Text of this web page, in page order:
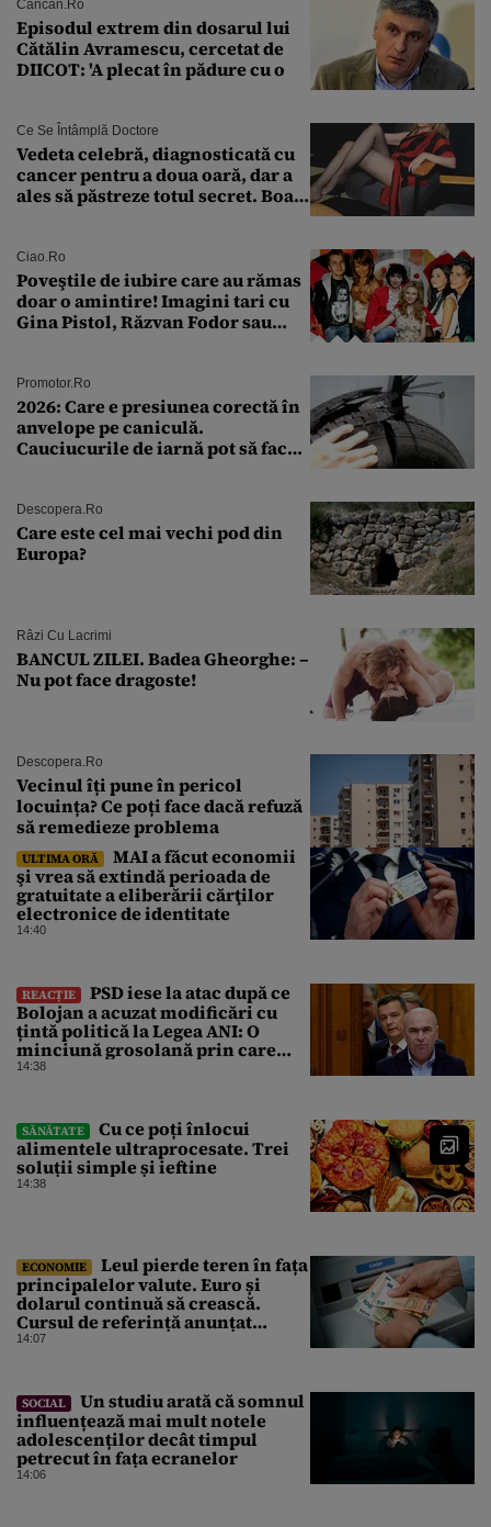
Cancan.ro
Episodul extrem din dosarul lui
Cătălin Avramescu, cercetat de
DIICOT: 'A plecat în pădure cu o
Ce Se Întâmplă Doctore
Vedeta celebră, diagnosticată cu
cancer pentru a doua oară, dar a
ales să păstreze totul secret. Boala
Ciao.ro
Poveştile de iubire care au rămas
doar o amintire! Imagini tari cu
Gina Pistol, Răzvan Fodor sau
Promotor.ro
2026: Care e presiunea corectă în
anvelope pe caniculă.
Cauciucurile de iarnă pot să facă
Descopera.ro
Care este cel mai vechi pod din
Europa?
Râzi Cu Lacrimi
BANCUL ZILEI. Badea Gheorghe: –
Nu pot face dragoste!
Descopera.ro
Vecinul îți pune în pericol
locuința? Ce poți face dacă refuză
să remedieze problema
ULTIMA ORĂ
MAI a făcut economii
şi vrea să extindă perioada de
gratuitate a eliberării cărţilor
electronice de identitate
14:40
REACȚIE
PSD iese la atac după ce
Bolojan a acuzat modificări cu
țintă politică la Legea ANI: O
minciună grosolană prin care
încearcă să acopere culpa PNL-
14:38
SĂNĂTATE
Cu ce poți înlocui
alimentele ultraprocesate. Trei
soluții simple și ieftine
14:38
ECONOMIE
Leul pierde teren în fața
principalelor valute. Euro și
dolarul continuă să crească.
Cursul de referință anunțat
pentru vineri de BNR
14:07
SOCIAL
Un studiu arată că somnul
influențează mai mult notele
adolescenților decât timpul
petrecut în fața ecranelor
14:06